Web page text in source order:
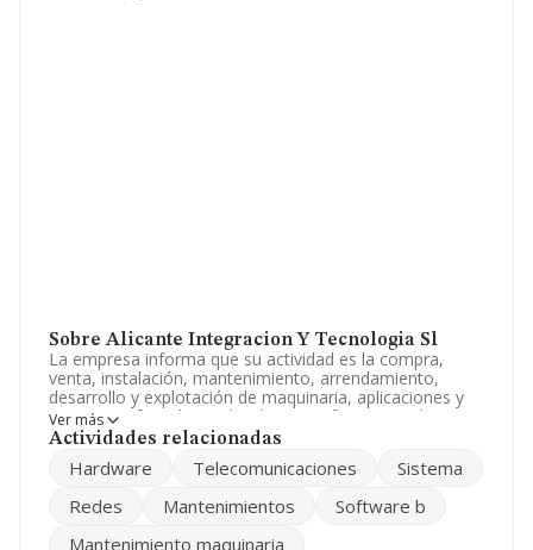
Sobre Alicante Integracion Y Tecnologia Sl
La empresa informa que su actividad es la compra,
venta, instalación, mantenimiento, arrendamiento,
desarrollo y explotación de maquinaria, aplicaciones y
sistemas informáticos, hardware, software y redes y
sistemas de comunicacion. La sociedad está registrada
con código '%cnae%'. La sociedad no tiene actividad en
Ver más
Actividades relacionadas
Hardware Telecomunicaciones
Sistema
Redes
Mantenimientos
Software b
Mantenimiento maquinaria